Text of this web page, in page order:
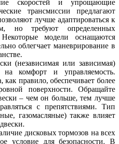
скоростей и упрощающие
трансмиссии предлагают
лучше адаптироваться к
но требуют определенных
модели оснащаются
облегчает маневрирование в
(независимая или зависимая)
на комфорт и управляемость.
как правило, обеспечивает более
поверхности. Обращайте
– чем он больше, тем лучше
с препятствиями. Тип
газомасляные) также влияет
дисковых тормозов на всех
условие для безопасности. В